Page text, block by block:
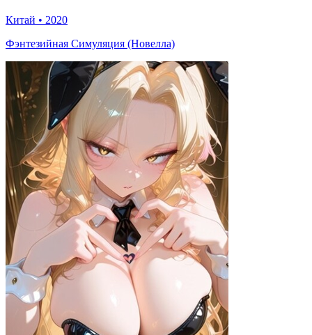
Китай • 2020
Фэнтезийная Симуляция (Новелла)